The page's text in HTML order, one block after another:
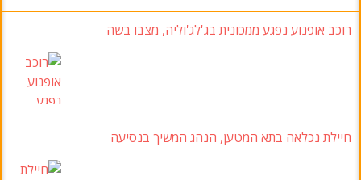
רוכב אופנוע נפגע ממכונית בג'לג'וליה, מצבו בשה
חיילת נכלאה בתא המטען, הנהג המשיך בנסיעה